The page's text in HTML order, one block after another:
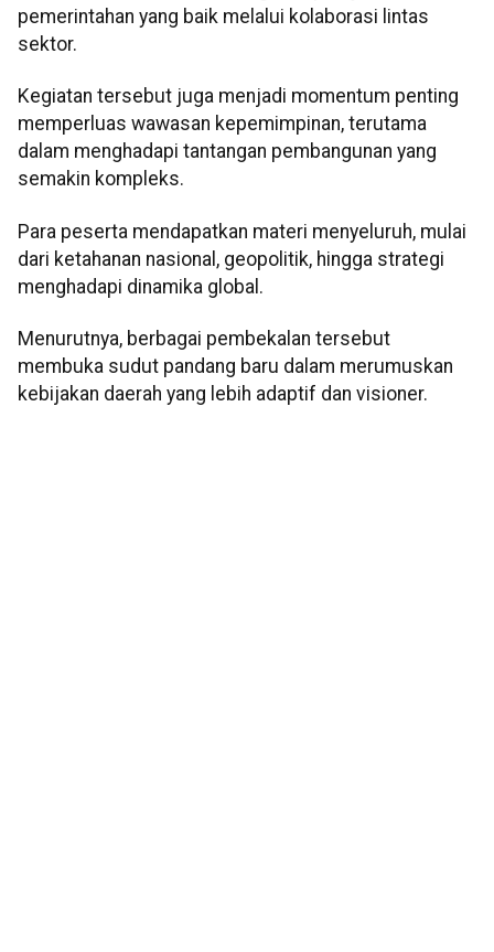
pemerintahan yang baik melalui kolaborasi lintas
sektor.
Kegiatan tersebut juga menjadi momentum penting
memperluas wawasan kepemimpinan, terutama
dalam menghadapi tantangan pembangunan yang
semakin kompleks.
Para peserta mendapatkan materi menyeluruh, mulai
dari ketahanan nasional, geopolitik, hingga strategi
menghadapi dinamika global.
Menurutnya, berbagai pembekalan tersebut
membuka sudut pandang baru dalam merumuskan
kebijakan daerah yang lebih adaptif dan visioner.